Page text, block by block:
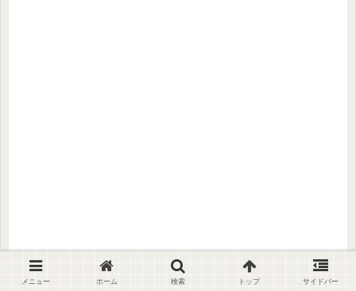
まとめ
メニュー ホーム 検索 トップ サイドバー